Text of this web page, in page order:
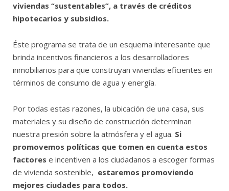
viviendas “sustentables”, a través de créditos
hipotecarios y subsidios.
Éste programa se trata de un esquema interesante que
brinda incentivos financieros a los desarrolladores
inmobiliarios para que construyan viviendas eficientes en
términos de consumo de agua y energía.
Por todas estas razones, la ubicación de una casa, sus
materiales y su diseño de construcción determinan
nuestra presión sobre la atmósfera y el agua. Si
promovemos políticas que tomen en cuenta estos
factores e incentiven a los ciudadanos a escoger formas
de vivienda sostenible, estaremos promoviendo
mejores ciudades para todos.